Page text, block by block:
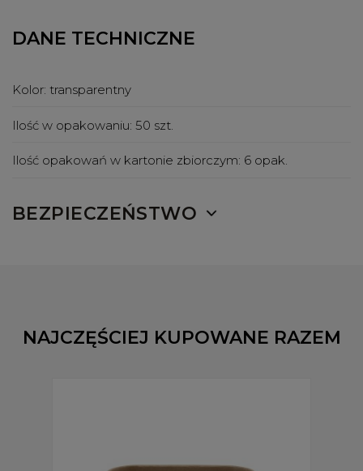
DANE TECHNICZNE
Kolor: transparentny
Ilość w opakowaniu: 50 szt.
Ilość opakowań w kartonie zbiorczym: 6 opak.
BEZPIECZEŃSTWO
NAJCZĘŚCIEJ KUPOWANE RAZEM